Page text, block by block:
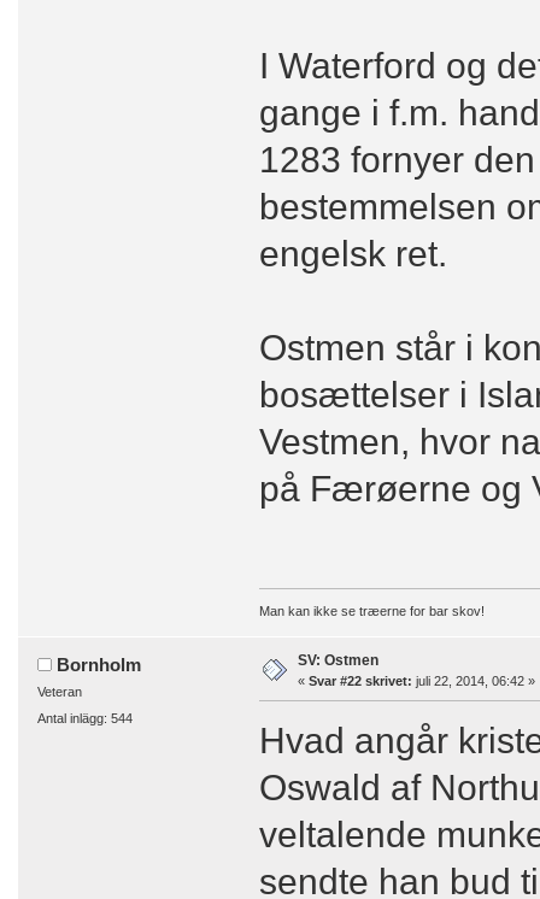
I Waterford og
gange i f.m.
1283 fornyer
bestemmelsen
engelsk ret.
Ostmen står i
bosættelser i
Vestmen, hvor
på Færøerne og
Man kan ikke se træerne for bar skov!
Bornholm
Veteran
Antal inlägg: 544
SV: Ostmen
« Svar #22 skrivet: juli 22, 2014, 06:42 »
Hvad angår
Oswald af
veltalende
sendte han bud